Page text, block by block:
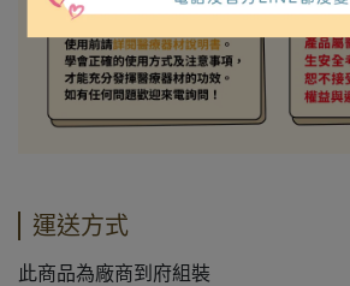
運送方式
此商品為廠商到府組裝